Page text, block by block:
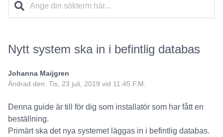
Nytt system ska in i befintlig databas
Johanna Maijgren
Ändrad den: Tis, 23 juli, 2019 vid 11:45 F.M.
Denna guide är till för dig som installatör som har fått en
beställning.
Primärt ska det nya systemet läggas in i befintlig databas.